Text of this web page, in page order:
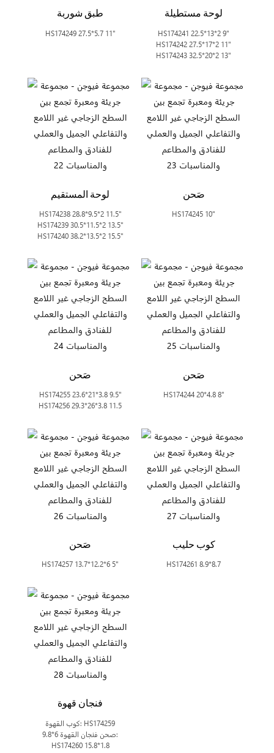
طبق شوربة
HS174249 27.5*5.7 11"
لوحة مستطيلة
HS174241 22.5*13*2 9"
HS174242 27.5*17*2 11"
HS174243 32.5*20*2 13"
لوحة المستقيم
HS174238 28.8*9.5*2 11.5"
HS174239 30.5*11.5*2 13.5"
HS174240 38.2*13.5*2 15.5"
صَحن
HS174245 10"
صَحن
HS174255 23.6*21*3.8 9.5"
HS174256 29.3*26*3.8 11.5
صَحن
HS174244 20*4.8 8"
صَحن
HS174257 13.7*12.2*6 5"
كوب حليب
HS174261 8.9*8.7
فنجان قهوة
كوب القهوة: HS174259
9.8*6 صحن فنجان القهوة:
HS174260 15.8*1.8